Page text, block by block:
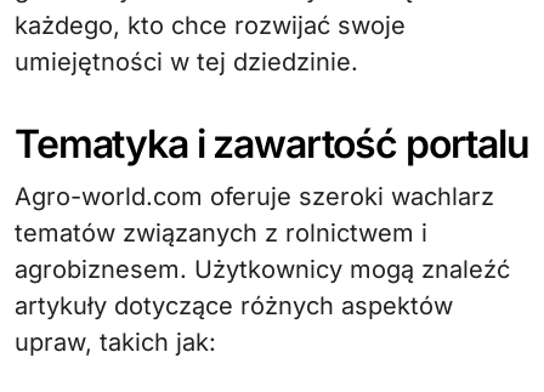
każdego, kto chce rozwijać swoje
umiejętności w tej dziedzinie.
Tematyka i zawartość portalu
Agro-world.com oferuje szeroki wachlarz
tematów związanych z rolnictwem i
agrobiznesem. Użytkownicy mogą znaleźć
artykuły dotyczące różnych aspektów
upraw, takich jak: